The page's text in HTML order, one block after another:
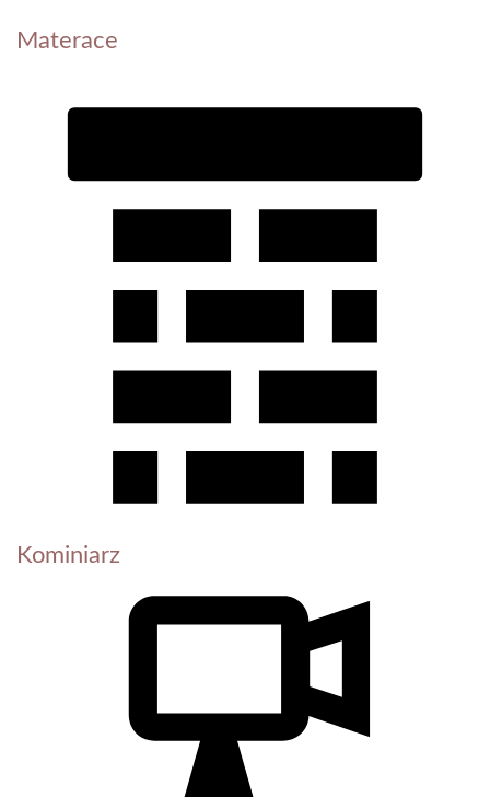
Materace
Kominiarz